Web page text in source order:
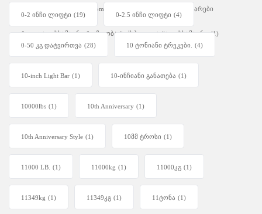
#4WDUnity #OffRoadEquipment #Overlanding #ავტოაქსესუარები
#ფოლადისსამაგრი #უგზოობა #ექსპედიცია #ჯეკისსამაგრი (1)
0-2 ინჩი ლიფტი (19) 0-2.5 ინჩი ლიფტი (4)
0-50 კგ დატვირთვა (28) 10 ტონიანი ტრეკები. (4)
10-inch Light Bar (1) 10-ინჩიანი განათება (1)
10000lbs (1) 10th Anniversary (1)
10th Anniversary Style (1) 10მმ ტროსი (1)
11000 LB. (1) 11000kg (1) 11000კგ (1)
11349kg (1) 11349კგ (1) 11ტონა (1)